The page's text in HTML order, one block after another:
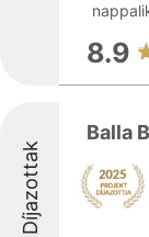
8.9
Díjazottak
Balla